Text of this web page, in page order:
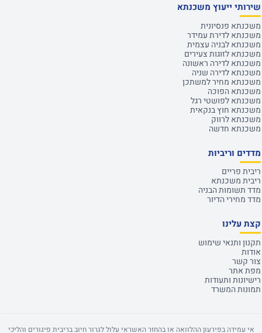
שירותי ייעוץ משכנתא
משכנתא פנסיונית
משכנתא לדירת עמידר
משכנתא לבניה עצמית
משכנתא לזוגות צעירים
משכנתא לדירה ראשונה
משכנתא לדירה שניה
משכנתא מחיר למשתכן
משכנתא הפוכה
משכנתא לפושטי רגל
משכנתא חוץ בנקאית
משכנתא לרווק
משכנתא חדשה
מדדים וריביות
ריבית פריים
ריבית משכנתא
מדד תשומות הבניה
מדד מחירי הדיור
קצת עלינו
תקנון ותנאי שימוש
אודות
צור קשר
מפת אתר
רישיונות ותעודות
תמונות המשרד
אי עמידה בפירעון ההלוואה או בהחזר האשראי עלול לגרור חיוב בריבית פיגורים והליכי